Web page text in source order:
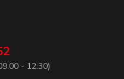
- 12:30)